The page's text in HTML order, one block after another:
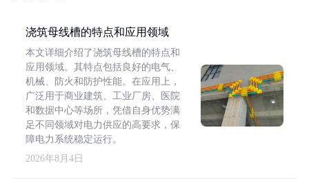
浇筑母线槽的特点和应用领域
本文详细介绍了浇筑母线槽的特点和
应用领域。其特点包括良好的电气、
机械、防火和防护性能。在应用上，
广泛用于商业建筑、工业厂房、医院
和数据中心等场所，凭借自身优势满
足不同领域对电力供应的高要求，保
障电力系统稳定运行。
2026年8月4日